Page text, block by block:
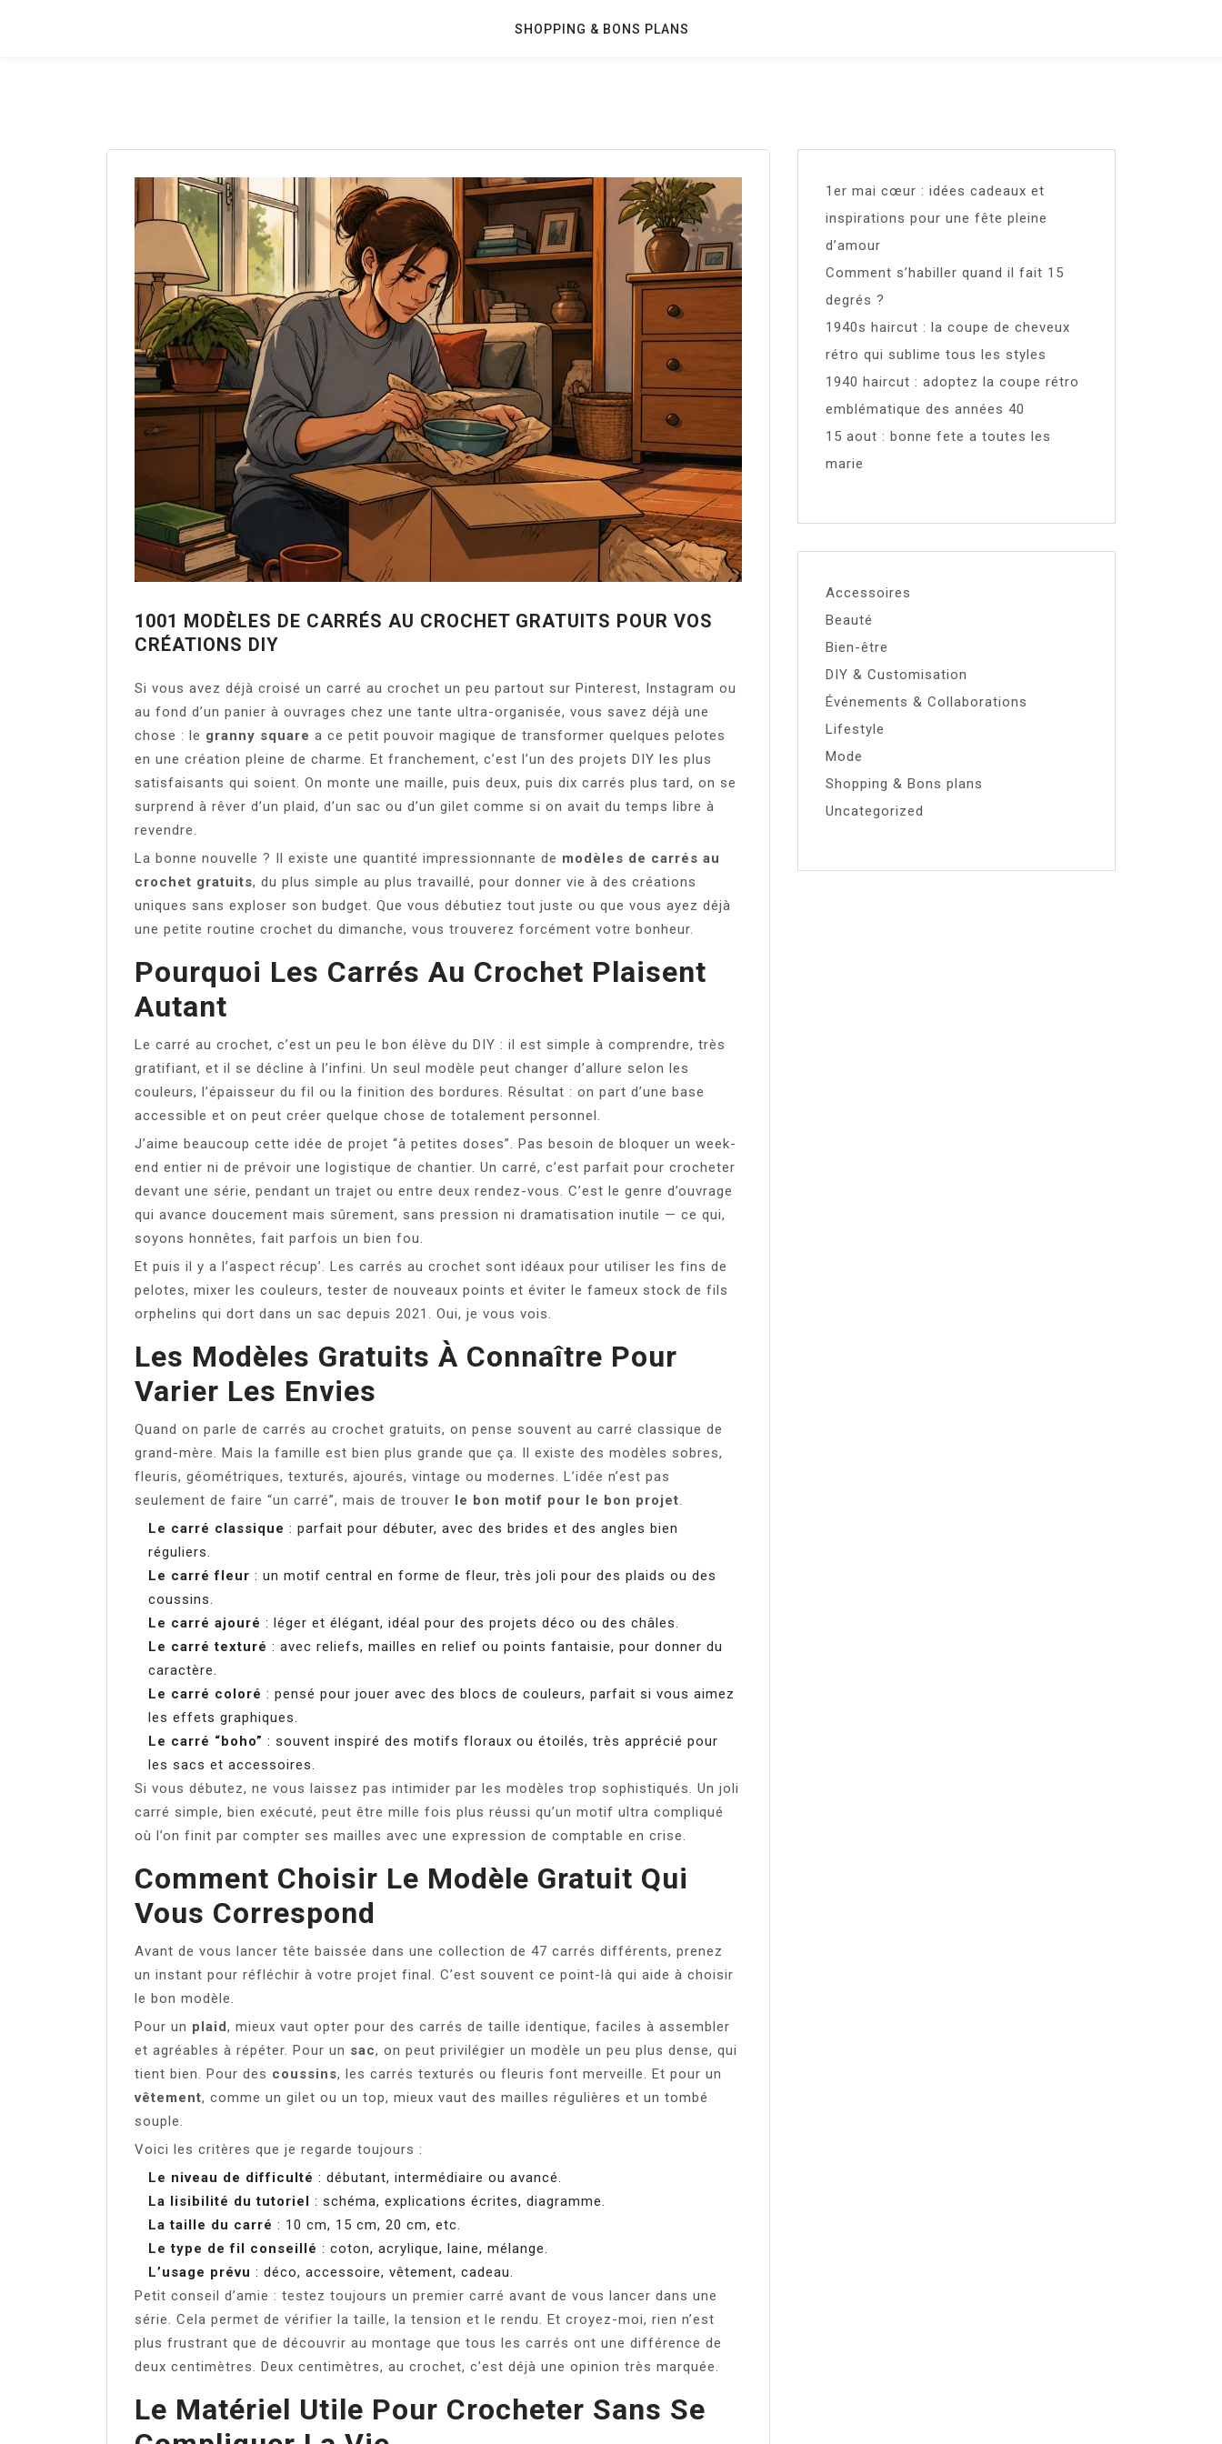
SHOPPING & BONS PLANS
1001 MODÈLES DE CARRÉS AU CROCHET GRATUITS POUR VOS
CRÉATIONS DIY
Si vous avez déjà croisé un carré au crochet un peu partout sur Pinterest, Instagram ou
au fond d’un panier à ouvrages chez une tante ultra-organisée, vous savez déjà une
chose : le granny square a ce petit pouvoir magique de transformer quelques pelotes
en une création pleine de charme. Et franchement, c’est l’un des projets DIY les plus
satisfaisants qui soient. On monte une maille, puis deux, puis dix carrés plus tard, on se
surprend à rêver d’un plaid, d’un sac ou d’un gilet comme si on avait du temps libre à
revendre.
La bonne nouvelle ? Il existe une quantité impressionnante de modèles de carrés au
crochet gratuits, du plus simple au plus travaillé, pour donner vie à des créations
uniques sans exploser son budget. Que vous débutiez tout juste ou que vous ayez déjà
une petite routine crochet du dimanche, vous trouverez forcément votre bonheur.
Pourquoi Les Carrés Au Crochet Plaisent
Autant
Le carré au crochet, c’est un peu le bon élève du DIY : il est simple à comprendre, très
gratifiant, et il se décline à l’infini. Un seul modèle peut changer d’allure selon les
couleurs, l’épaisseur du fil ou la finition des bordures. Résultat : on part d’une base
accessible et on peut créer quelque chose de totalement personnel.
J’aime beaucoup cette idée de projet “à petites doses”. Pas besoin de bloquer un week-
end entier ni de prévoir une logistique de chantier. Un carré, c’est parfait pour crocheter
devant une série, pendant un trajet ou entre deux rendez-vous. C’est le genre d’ouvrage
qui avance doucement mais sûrement, sans pression ni dramatisation inutile — ce qui,
soyons honnêtes, fait parfois un bien fou.
Et puis il y a l’aspect récup’. Les carrés au crochet sont idéaux pour utiliser les fins de
pelotes, mixer les couleurs, tester de nouveaux points et éviter le fameux stock de fils
orphelins qui dort dans un sac depuis 2021. Oui, je vous vois.
Les Modèles Gratuits À Connaître Pour
Varier Les Envies
Quand on parle de carrés au crochet gratuits, on pense souvent au carré classique de
grand-mère. Mais la famille est bien plus grande que ça. Il existe des modèles sobres,
fleuris, géométriques, texturés, ajourés, vintage ou modernes. L’idée n’est pas
seulement de faire “un carré”, mais de trouver
le bon motif pour le bon projet.
Le carré classique : parfait pour débuter, avec des brides et des angles bien
réguliers.
Le carré fleur : un motif central en forme de fleur, très joli pour des plaids ou des
coussins.
Le carré ajouré : léger et élégant, idéal pour des projets déco ou des châles.
Le carré texturé : avec reliefs, mailles en relief ou points fantaisie, pour donner du
caractère.
Le carré coloré : pensé pour jouer avec des blocs de couleurs, parfait si vous aimez
les effets graphiques.
Le carré “boho” : souvent inspiré des motifs floraux ou étoilés, très apprécié pour
les sacs et accessoires.
Si vous débutez, ne vous laissez pas intimider par les modèles trop sophistiqués. Un joli
carré simple, bien exécuté, peut être mille fois plus réussi qu’un motif ultra compliqué
où l’on finit par compter ses mailles avec une expression de comptable en crise.
Comment Choisir Le Modèle Gratuit Qui
Vous Correspond
Avant de vous lancer tête baissée dans une collection de 47 carrés différents, prenez
un instant pour réfléchir à votre projet final. C’est souvent ce point-là qui aide à choisir
le bon modèle.
Pour un plaid, mieux vaut opter pour des carrés de taille identique, faciles à assembler
et agréables à répéter. Pour un sac, on peut privilégier un modèle un peu plus dense, qui
tient bien. Pour des coussins, les carrés texturés ou fleuris font merveille. Et pour un
vêtement, comme un gilet ou un top, mieux vaut des mailles régulières et un tombé
souple.
Voici les critères que je regarde toujours :
Le niveau de difficulté : débutant, intermédiaire ou avancé.
La lisibilité du tutoriel
: schéma, explications écrites, diagramme.
La taille du carré : 10 cm, 15 cm, 20 cm, etc.
Le type de fil conseillé : coton, acrylique, laine, mélange.
L’usage prévu : déco, accessoire, vêtement, cadeau.
Petit conseil d’amie : testez toujours un premier carré avant de vous lancer dans une
série. Cela permet de vérifier la taille, la tension et le rendu. Et croyez-moi, rien n’est
plus frustrant que de découvrir au montage que tous les carrés ont une différence de
deux centimètres. Deux centimètres, au crochet, c’est déjà une opinion très marquée.
Le Matériel Utile Pour Crocheter Sans Se
1er mai cœur : idées cadeaux et
inspirations pour une fête pleine
d’amour
Comment s’habiller quand il fait 15
degrés ?
1940s haircut : la coupe de cheveux
rétro qui sublime tous les styles
1940 haircut : adoptez la coupe rétro
emblématique des années 40
15 aout : bonne fete a toutes les
marie
Accessoires
Beauté
Bien-être
DIY & Customisation
Événements & Collaborations
Lifestyle
Mode
Shopping & Bons plans
Uncategorized